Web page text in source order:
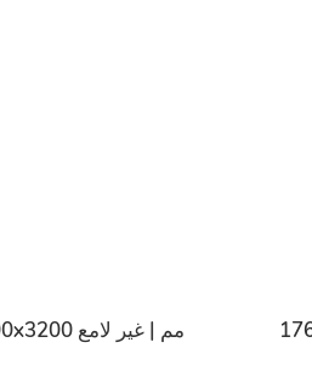
1759CY | 1600x3200 مم | غير لامع